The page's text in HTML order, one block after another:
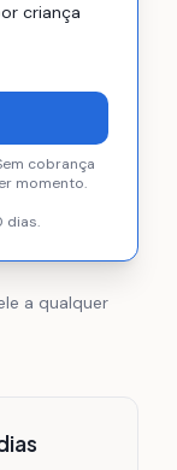
criança
cobrança
momento.
dias.
a qualquer